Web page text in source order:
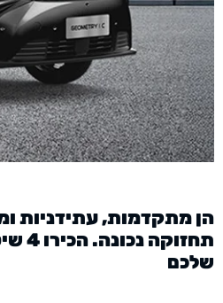
הן מתקדמות, עתידניות
שלכם